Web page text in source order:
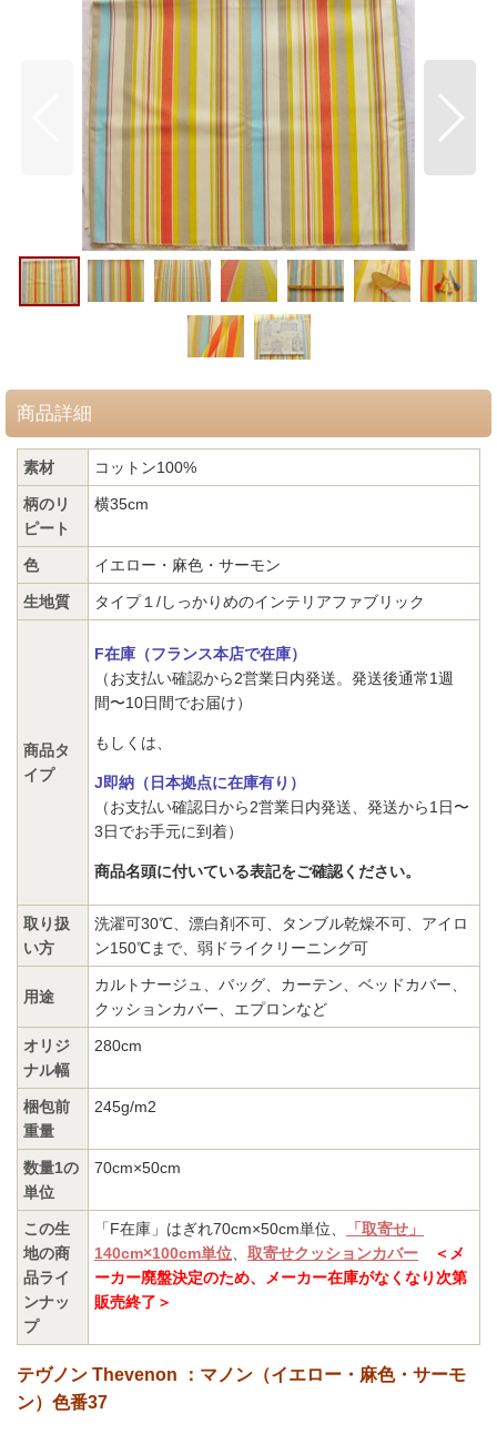
商品詳細
素材 コットン100%
柄のリ
ピート
横35cm
色 イエロー・麻色・サーモン
生地質 タイプ１/しっかりめのインテリアファブリック
商品タ
イプ
F在庫（フランス本店で在庫）
（お支払い確認から2営業日内発送。発送後通常1週
間〜10日間でお届け）
もしくは、
J即納（日本拠点に在庫有り）
（お支払い確認日から2営業日内発送、発送から1日〜
3日でお手元に到着）
商品名頭に付いている表記をご確認ください。
取り扱
い方
洗濯可30℃、漂白剤不可、タンブル乾燥不可、アイロ
ン150℃まで、弱ドライクリーニング可
用途
カルトナージュ、バッグ、カーテン、ベッドカバー、
クッションカバー、エプロンなど
オリジ
ナル幅
280cm
梱包前
重量
245g/m2
数量1の
単位
70cm×50cm
この生
地の商
品ライ
ンナッ
プ
「F在庫」はぎれ70cm×50cm単位、
「取寄せ」
140cm×100cm単位
取寄せクッションカバー
＜メ
ーカー廃盤決定のため、メーカー在庫がなくなり次第
販売終了＞
テヴノン Thevenon ：マノン（イエロー・麻色・サーモ
ン）色番37